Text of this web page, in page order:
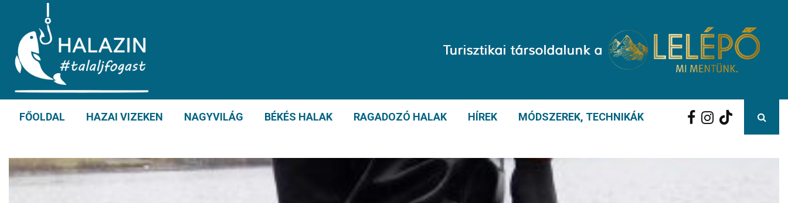
FŐOLDAL HAZAI VIZEKEN NAGYVILÁG BÉKÉS HALAK RAGADOZÓ HALAK HÍREK MÓDSZEREK, TECHNIKÁK